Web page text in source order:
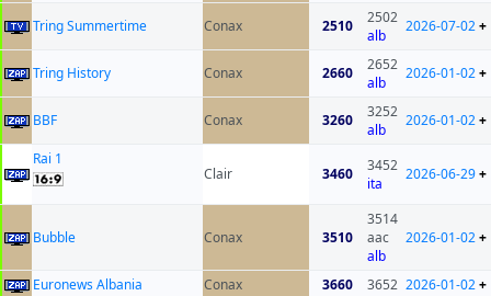
Tring Summertime Conax 2510
2502
alb
2026-07-02+
Tring History Conax 2660
2652
alb
2026-01-02+
BBF Conax 3260
3252
alb
2026-01-02+
Rai 1
Clair
3460
3452
ita
2026-06-29+
Bubble Conax 3510
3514
aac
alb
2026-01-02+
Euronews Albania Conax 3660 3652 2026-01-02+